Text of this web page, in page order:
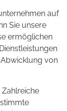
auf
Sie unsere
ermöglichen
Abwicklung von
Zahlreiche